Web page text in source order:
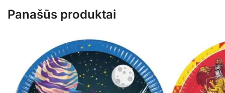
Panašūs produktai